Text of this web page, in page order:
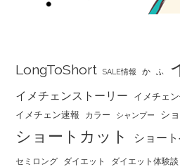
LongToShort SALE情報 か ふ
イメチェンストーリー イメチェ
イメチェン速報 カラー シャンプー シ
ショートカット ショー
セミロング ダイエット ダイエット体験談